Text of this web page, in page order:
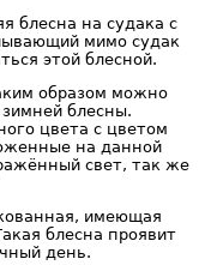
блесна на судака с
мимо судак
этой блесной.
образом можно
блесны.
цвета с цветом
на данной
свет, так же
имеющая
блесна проявит
день.